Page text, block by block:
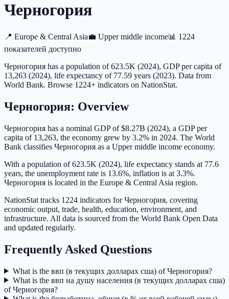
Черногория
📍 Europe & Central Asia💼 Upper middle income 📊 1224
показателей доступно
Черногория has a population of 623.5K (2024), GDP per capita of
13,263 (2024), life expectancy of 77.59 years (2023). Data from
World Bank. Browse 1224+ indicators on NationStat.
Черногория: Overview
Черногория has a nominal GDP of $8.27B (2024), a GDP per
capita of 13,263, the economy grew by 3.2% in 2024. The World
Bank classifies Черногория as a Upper middle income economy.
With a population of 623.5K (2024), life expectancy stands at 77.6
years, the unemployment rate is 13.6%, inflation is at 3.3%.
Черногория is located in the Europe & Central Asia region.
NationStat tracks 1224 indicators for Черногория, covering
economic output, trade, health, education, environment, and
infrastructure. All data is sourced from the World Bank Open Data
and updated regularly.
Frequently Asked Questions
What is the ввп (в текущих долларах сша) of Черногория?
What is the ввп на душу населения (в текущих долларах сша)
of Черногория?